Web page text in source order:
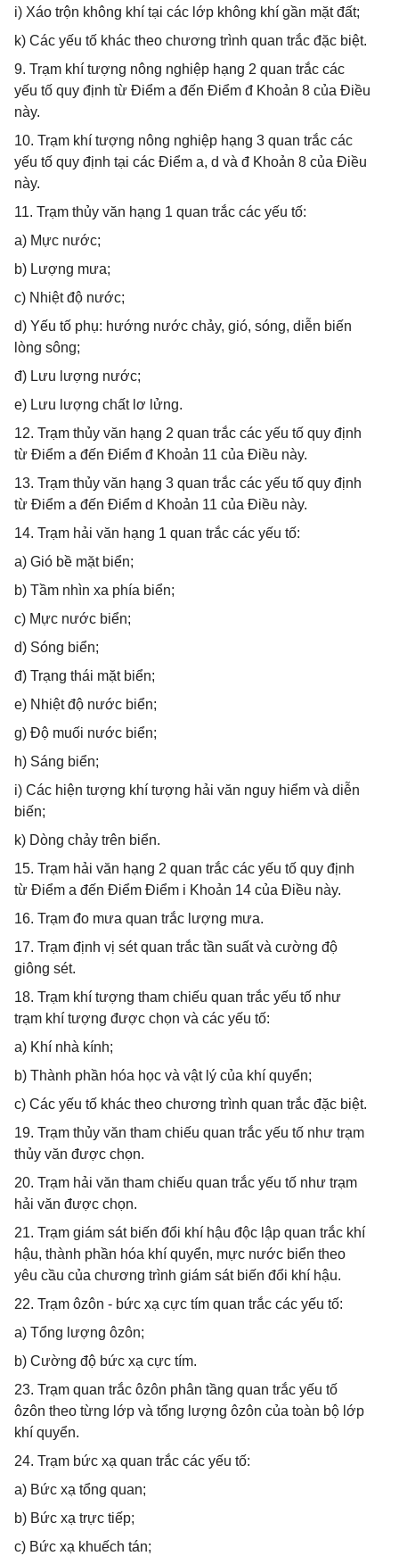
i) Xáo trộn không khí tại các lớp không khí gần mặt đất;
k) Các yếu tố khác theo chương trình quan trắc đặc biệt.
9. Trạm khí tượng nông nghiệp hạng 2 quan trắc các
yếu tố quy định từ Điểm a đến Điểm đ Khoản 8 của Điều
này.
10. Trạm khí tượng nông nghiệp hạng 3 quan trắc các
yếu tố quy định tại các Điểm a, d và đ Khoản 8 của Điều
này.
11. Trạm thủy văn hạng 1 quan trắc các yếu tố:
a) Mực nước;
b) Lượng mưa;
c) Nhiệt độ nước;
d) Yếu tố phụ: hướng nước chảy, gió, sóng, diễn biến
lòng sông;
đ) Lưu lượng nước;
e) Lưu lượng chất lơ lửng.
12. Trạm thủy văn hạng 2 quan trắc các yếu tố quy định
từ Điểm a đến Điểm đ Khoản 11 của Điều này.
13. Trạm thủy văn hạng 3 quan trắc các yếu tố quy định
từ Điểm a đến Điểm d Khoản 11 của Điều này.
14. Trạm hải văn hạng 1 quan trắc các yếu tố:
a) Gió bề mặt biển;
b) Tầm nhìn xa phía biển;
c) Mực nước biển;
d) Sóng biển;
đ) Trạng thái mặt biển;
e) Nhiệt độ nước biển;
g) Độ muối nước biển;
h) Sáng biển;
i) Các hiện tượng khí tượng hải văn nguy hiểm và diễn
biến;
k) Dòng chảy trên biển.
15. Trạm hải văn hạng 2 quan trắc các yếu tố quy định
từ Điểm a đến Điểm Điểm i Khoản 14 của Điều này.
16. Trạm đo mưa quan trắc lượng mưa.
17. Trạm định vị sét quan trắc tần suất và cường độ
giông sét.
18. Trạm khí tượng tham chiếu quan trắc yếu tố như
trạm khí tượng được chọn và các yếu tố:
a) Khí nhà kính;
b) Thành phần hóa học và vật lý của khí quyển;
c) Các yếu tố khác theo chương trình quan trắc đặc biệt.
19. Trạm thủy văn tham chiếu quan trắc yếu tố như trạm
thủy văn được chọn.
20. Trạm hải văn tham chiếu quan trắc yếu tố như trạm
hải văn được chọn.
21. Trạm giám sát biến đổi khí hậu độc lập quan trắc khí
hậu, thành phần hóa khí quyển, mực nước biển theo
yêu cầu của chương trình giám sát biến đổi khí hậu.
22. Trạm ôzôn - bức xạ cực tím quan trắc các yếu tố:
a) Tổng lượng ôzôn;
b) Cường độ bức xạ cực tím.
23. Trạm quan trắc ôzôn phân tầng quan trắc yếu tố
ôzôn theo từng lớp và tổng lượng ôzôn của toàn bộ lớp
khí quyển.
24. Trạm bức xạ quan trắc các yếu tố:
a) Bức xạ tổng quan;
b) Bức xạ trực tiếp;
c) Bức xạ khuếch tán;